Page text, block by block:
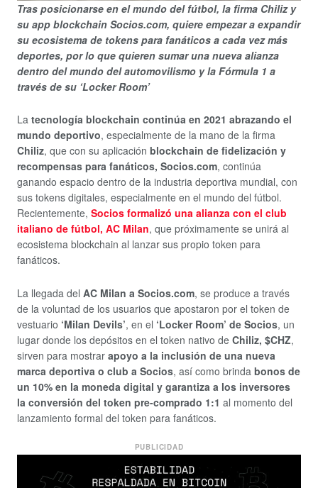
Tras posicionarse en el mundo del fútbol, la firma Chiliz y
su app blockchain Socios.com, quiere empezar a expandir
su ecosistema de tokens para fanáticos a cada vez más
deportes, por lo que quieren sumar una nueva alianza
dentro del mundo del automovilismo y la Fórmula 1 a
través de su ‘Locker Room’
La tecnología blockchain continúa en 2021 abrazando el
mundo deportivo, especialmente de la mano de la firma
Chiliz, que con su aplicación blockchain de fidelización y
recompensas para fanáticos, Socios.com, continúa
ganando espacio dentro de la industria deportiva mundial, con
sus tokens digitales, especialmente en el mundo del fútbol.
Recientemente, Socios formalizó una alianza con el club
italiano de fútbol, AC Milan, que próximamente se unirá al
ecosistema blockchain al lanzar sus propio token para
fanáticos.
La llegada del AC Milan a Socios.com, se produce a través
de la voluntad de los usuarios que apostaron por el token de
vestuario ‘Milan Devils’, en el ‘Locker Room’ de Socios, un
lugar donde los depósitos en el token nativo de Chiliz, $CHZ,
sirven para mostrar apoyo a la inclusión de una nueva
marca deportiva o club a Socios, así como brinda bonos de
un 10% en la moneda digital y garantiza a los inversores
la conversión del token pre-comprado 1:1 al momento del
lanzamiento formal del token para fanáticos.
PUBLICIDAD